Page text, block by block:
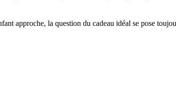
approche, la question du cadeau idéal se pose